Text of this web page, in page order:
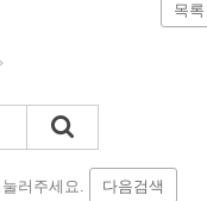
목록
러주세요. 다음검색